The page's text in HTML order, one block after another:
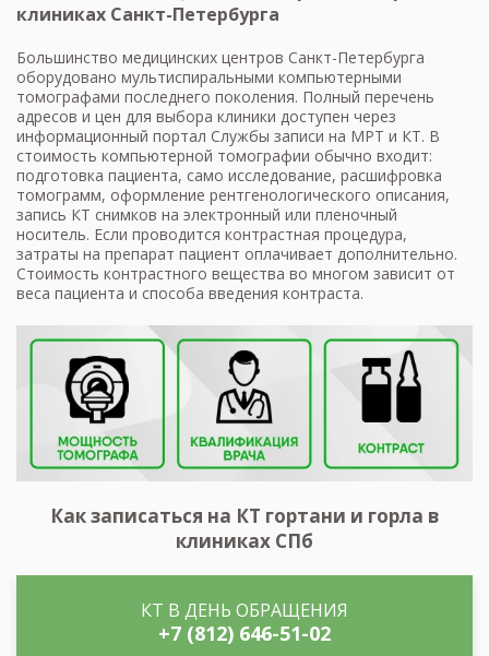
клиниках Санкт-Петербурга
Большинство медицинских центров Санкт-Петербурга
оборудовано мультиспиральными компьютерными
томографами последнего поколения. Полный перечень
адресов и цен для выбора клиники доступен через
информационный портал Службы записи на МРТ и КТ. В
стоимость компьютерной томографии обычно входит:
подготовка пациента, само исследование, расшифровка
томограмм, оформление рентгенологического описания,
запись КТ снимков на электронный или пленочный
носитель. Если проводится контрастная процедура,
затраты на препарат пациент оплачивает дополнительно.
Стоимость контрастного вещества во многом зависит от
веса пациента и способа введения контраста.
Как записаться на КТ гортани и горла в
клиниках СПб
КТ В ДЕНЬ ОБРАЩЕНИЯ
+7 (812) 646-51-02